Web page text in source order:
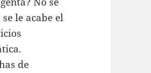
le acabe el
de